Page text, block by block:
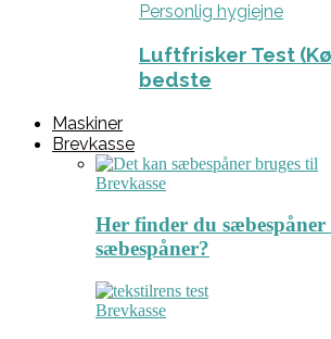
Personlig hygiejne
Luftfrisker Test
bedste
Maskiner
Brevkasse
Brevkasse
Her finder du
sæbespåner?
Brevkasse